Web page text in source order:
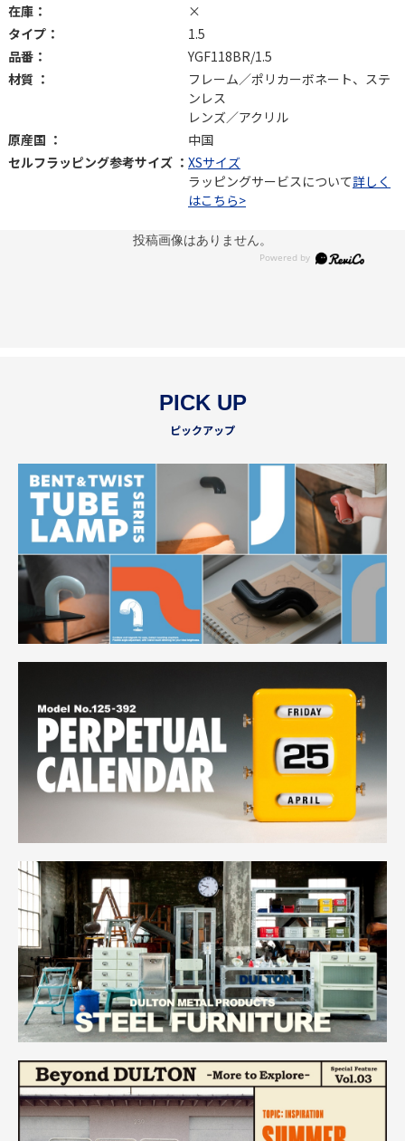
在庫：
×
タイプ：
1.5
品番：
YGF118BR/1.5
材質 ：
フレーム／ポリカーボネート、ステ
ンレス
レンズ／アクリル
原産国 ：
中国
セルフラッピング参考サイズ ： XSサイズ
ラッピングサービスについて詳しく
はこちら>
投稿画像はありません。
PICK UP
ピックアップ